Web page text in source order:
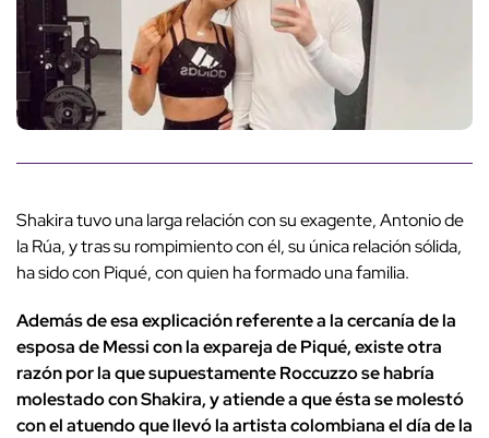
Shakira tuvo una larga relación con su exagente, Antonio de
la Rúa, y tras su rompimiento con él, su única relación sólida,
ha sido con Piqué, con quien ha formado una familia.
Además de esa explicación referente a la cercanía de la
esposa de Messi con la expareja de Piqué, existe otra
razón por la que supuestamente Roccuzzo se habría
molestado con Shakira, y atiende a que ésta se molestó
con el atuendo que llevó la artista colombiana el día de la